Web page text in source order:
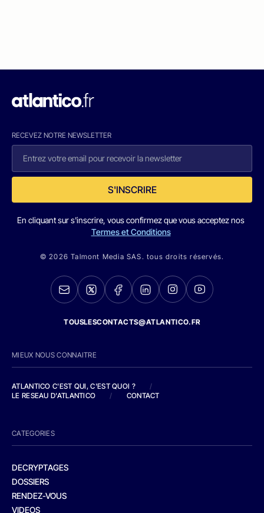
RECEVEZ NOTRE NEWSLETTER
S'INSCRIRE
En cliquant sur s'inscrire, vous confirmez que vous acceptez nos
Termes et Conditions
© 2026 Talmont Media SAS. tous droits réservés.
TOUSLESCONTACTS@ATLANTICO.FR
MIEUX NOUS CONNAITRE
ATLANTICO C'EST QUI, C'EST QUOI ?
/
LE RESEAU D'ATLANTICO
/ CONTACT
CATEGORIES
DECRYPTAGES
DOSSIERS
RENDEZ-VOUS
VIDEOS